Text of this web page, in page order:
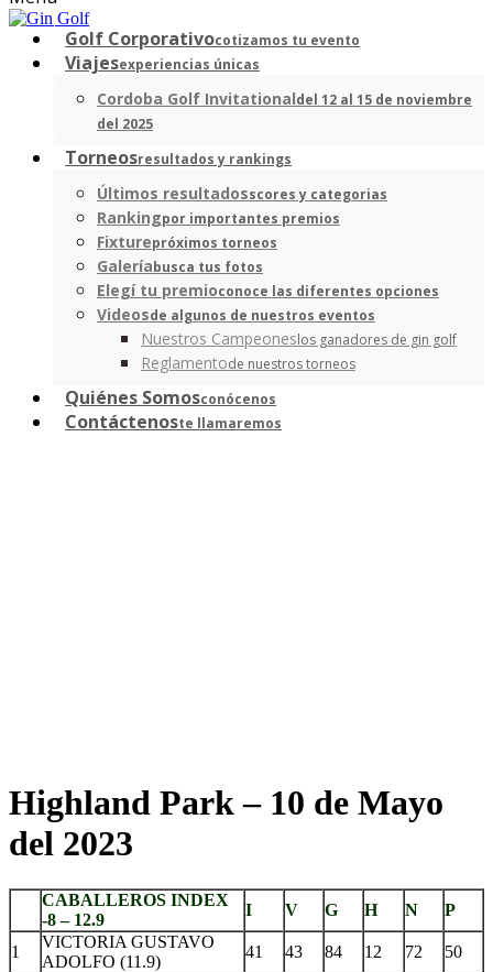
Golf Corporativocotizamos tu evento
Viajesexperiencias únicas
Cordoba Golf Invitationaldel 12 al 15 de noviembre
del 2025
Torneosresultados y rankings
Últimos resultadosscores y categorias
Rankingpor importantes premios
Fixturepróximos torneos
Galeríabusca tus fotos
Elegí tu premioconoce las diferentes opciones
Videosde algunos de nuestros eventos
Nuestros Campeoneslos ganadores de gin golf
Reglamentode nuestros torneos
Quiénes Somosconócenos
Contáctenoste llamaremos
Highland Park – 10 de Mayo
del 2023
CABALLEROS INDEX
-8 – 12.9
I V G H N P
1
VICTORIA GUSTAVO
ADOLFO (11.9)
41 43 84 12 72 50